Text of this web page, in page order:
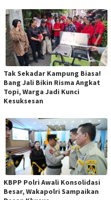
Tak Sekadar Kampung Biasa!
Bang Jali Bikin Risma Angkat
Topi, Warga Jadi Kunci
Kesuksesan
KBPP Polri Awali Konsolidasi
Besar, Wakapolri Sampaikan